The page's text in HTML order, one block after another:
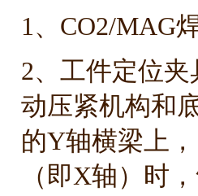
1、 CO2/MAG
2、工件定位
动压紧机构和
的Y轴横梁上
（即X轴）时